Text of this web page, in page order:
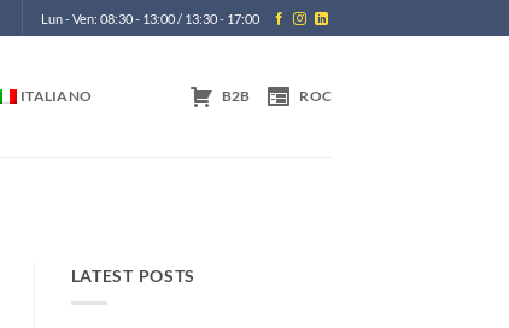
Lun - Ven: 08:30 - 13:00 / 13:30 - 17:00
ITALIANO B2B ROC
LATEST POSTS